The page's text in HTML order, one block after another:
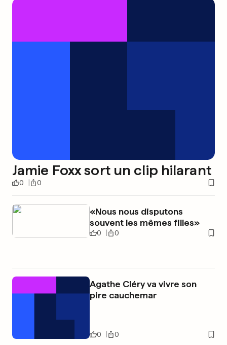
Jamie Foxx sort un clip hilarant
0 0
«Nous nous disputons
souvent les mêmes filles»
0 0
Agathe Cléry va vivre son
pire cauchemar
0 0